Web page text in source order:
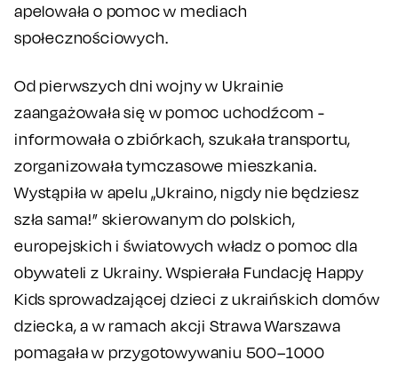
apelowała o pomoc w mediach
społecznościowych.
Od pierwszych dni wojny w Ukrainie
zaangażowała się w pomoc uchodźcom -
informowała o zbiórkach, szukała transportu,
zorganizowała tymczasowe mieszkania.
Wystąpiła w apelu „Ukraino, nigdy nie będziesz
szła sama!” skierowanym do polskich,
europejskich i światowych władz o pomoc dla
obywateli z Ukrainy. Wspierała Fundację Happy
Kids sprowadzającej dzieci z ukraińskich domów
dziecka, a w ramach akcji Strawa Warszawa
pomagała w przygotowywaniu 500–1000